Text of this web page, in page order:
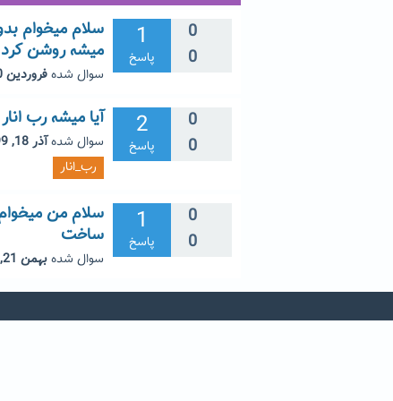
0
0
1
پاسخ
سلام میخوام
میشه روشن کرد
سوال شدهفروردین 20, 1403
0
0
2
پاسخ
آیا میشه رب
سوال شدهآذر 18, 1399
رب_انار
0
0
1
پاسخ
ساخت
سوال شدهبهمن 21, 1401